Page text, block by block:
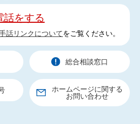
話をする
話リンクについてをご覧ください。
総合相談窓口
ホームページに関する
お問い合わせ